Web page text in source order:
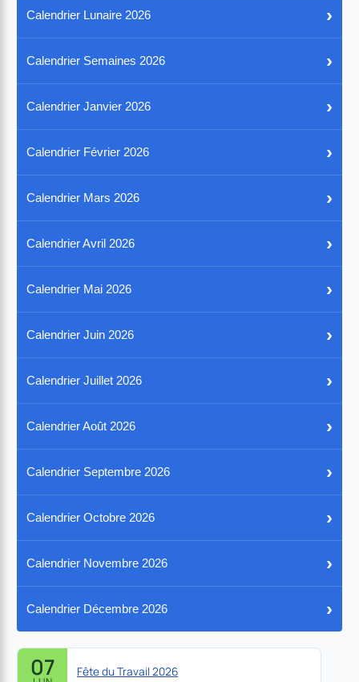
Calendrier Lunaire 2026 ›
Calendrier Semaines 2026 ›
Calendrier Janvier 2026 ›
Calendrier Février 2026 ›
Calendrier Mars 2026 ›
Calendrier Avril 2026 ›
Calendrier Mai 2026 ›
Calendrier Juin 2026 ›
Calendrier Juillet 2026 ›
Calendrier Août 2026 ›
Calendrier Septembre 2026 ›
Calendrier Octobre 2026 ›
Calendrier Novembre 2026 ›
Calendrier Décembre 2026 ›
07 Fête du Travail 2026